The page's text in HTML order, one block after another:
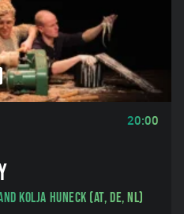
20:00
Kolja Huneck (AT, DE, NL)